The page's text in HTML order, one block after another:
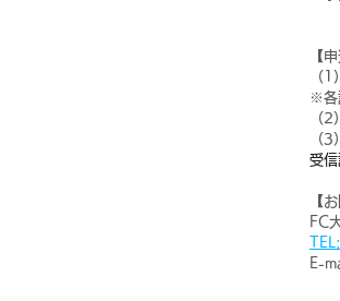
【
（
※各
（
（
受
【
FC
E-